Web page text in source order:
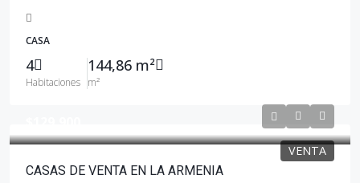
CASA
4
Habitaciones
144,86 m²
m²
VENTA
CASAS DE VENTA EN LA ARMENIA